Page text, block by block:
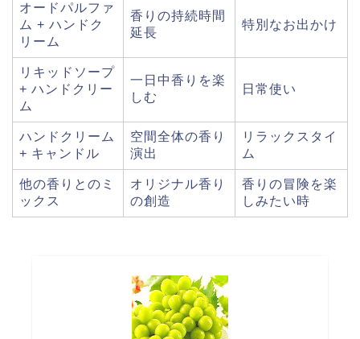
オードパルファ
ム + ハンドク
リーム
香りの持続時間
延長
特別なお出かけ
リキッドソープ
+ ハンドクリー
ム
一日中香りを楽
しむ
日常使い
ハンドクリーム
+ キャンドル
空間全体の香り
演出
リラックスタイ
ム
他の香りとのミ
ックス
オリジナル香り
の創造
香りの冒険を楽
しみたい時